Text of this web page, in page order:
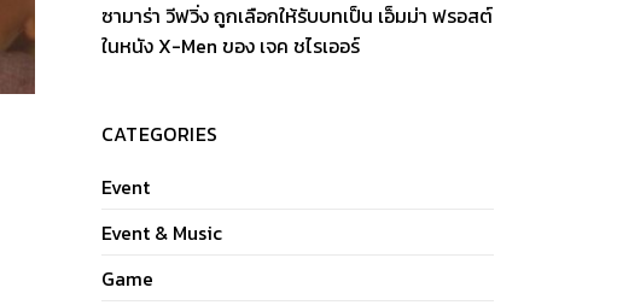
ซามาร่า วีฟวิ่ง ถูกเลือกให้รับบทเป็น เอ็มม่า ฟรอสต์
ในหนัง X-Men ของ เจค ชไรเออร์
CATEGORIES
Event
Event & Music
Game